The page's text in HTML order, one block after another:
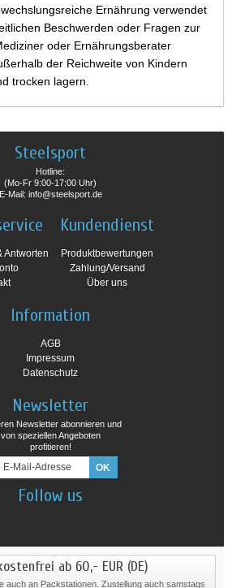
Ernährung verwendet
Beschwerden oder Fragen zur
oder Ernährungsberater
der Reichweite von Kindern
trocken lagern.
Steelsport
Hotline:
(Mo-Fr 9:00-17:00 Uhr)
E-Mail: info@steelsport.de
Antworten
Kundendienst
Produktbewertungen
Zahlung/Versand
Über uns
Information
AGB
Impressum
Datenschutz
Newsletter
Newsletter abonnieren und
von speziellen Angeboten
profitieren!
Follow us
ab 60,- EUR (DE)
auch an Packstationen. Zustellung auch samstags